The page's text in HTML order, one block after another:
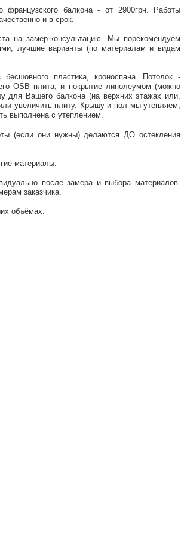
балкона - от 2900грн. Работы
и в срок.
на замер-консультацию. Мы порекомендуем
лучшие варианты (по материалам и видам
пластика, кроноспана. Потолок -
OSB плита, и покрытие линолеумом (можно
Вашего балкона (на верхних этажах или,
увеличить плиту. Крышу и пол мы утепляем,
выполнена с утеплением.
(если они нужны) делаются ДО остекления
материалы.
после замера и выбора материалов.
заказчика.
объёмах.